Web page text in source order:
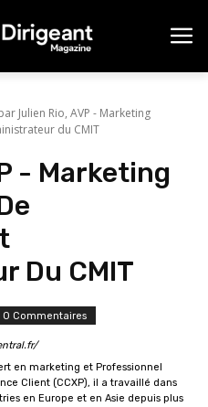
Julien Rio, AVP - Marketing
du CMIT
- Marketing
Du CMIT
0 Commentaires
en marketing et Professionnel
Client (CCXP), il a travaillé dans
en Europe et en Asie depuis plus